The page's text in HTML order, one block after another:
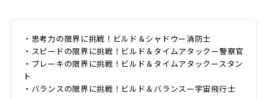
・思考力の限界に挑戦！ビルド＆シャドウー消防士
・スピードの限界に挑戦！ビルド＆タイムアタックー警察官
・ブレーキの限界に挑戦！ビルド＆タイムアタックースタン
ト
・バランスの限界に挑戦！ビルド＆バランスー宇宙飛行士